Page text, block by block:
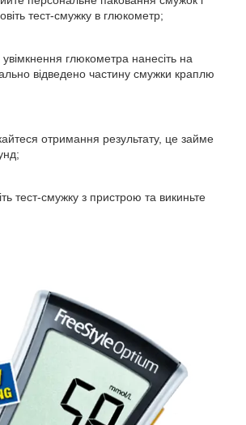
тест-смужку в глюкометр;
увімкнення глюкометра нанесіть на
відведено частину смужки краплю
отримання результату, це займе
тест-смужку з пристрою та викиньте